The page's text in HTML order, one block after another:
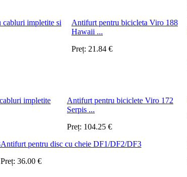
Antifurt pentru bicicleta Viro 188
Hawaii ...
Preț: 21.84 €
Antifurt pentru biciclete Viro 172
Serpis ...
Preț: 104.25 €
Antifurt pentru disc cu cheie DF1/DF2/DF3
Preț: 36.00 €